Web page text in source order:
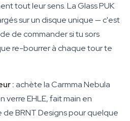
tout leur sens. La Glass PUK
sur un disque unique — c'est
de commander si tu sors
re-bourrer à chaque tour te
:achète la Carmma Nebula
verre EHLE, fait main en
de BRNT Designs pour quelque